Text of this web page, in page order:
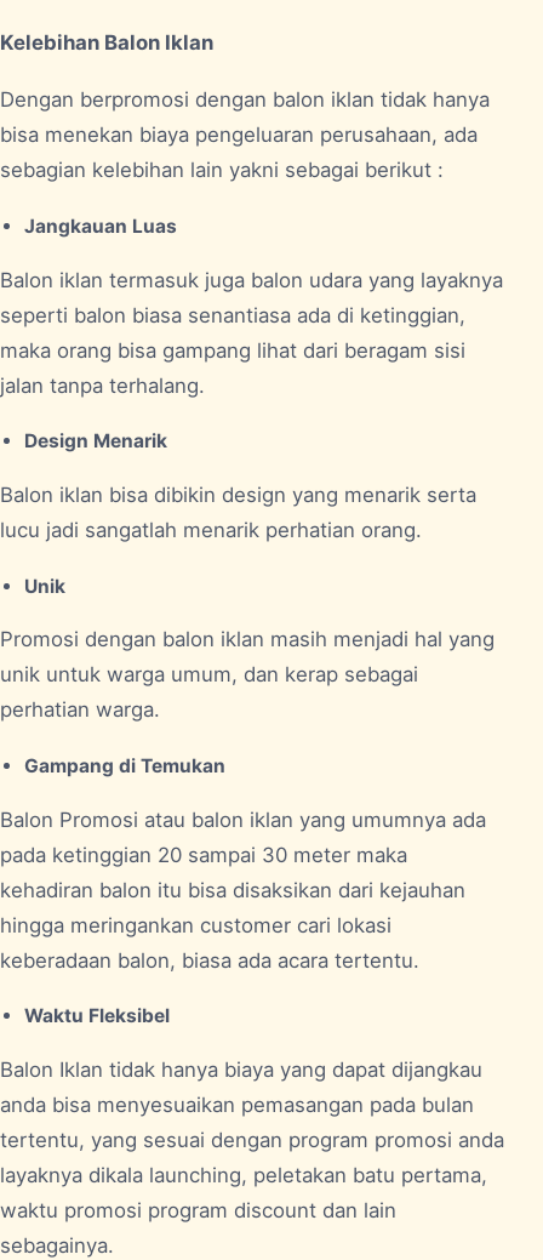
Kelebihan Balon Iklan
Dengan berpromosi dengan balon iklan tidak hanya
bisa menekan biaya pengeluaran perusahaan, ada
sebagian kelebihan lain yakni sebagai berikut :
Jangkauan Luas
Balon iklan termasuk juga balon udara yang layaknya
seperti balon biasa senantiasa ada di ketinggian,
maka orang bisa gampang lihat dari beragam sisi
jalan tanpa terhalang.
Design Menarik
Balon iklan bisa dibikin design yang menarik serta
lucu jadi sangatlah menarik perhatian orang.
Unik
Promosi dengan balon iklan masih menjadi hal yang
unik untuk warga umum, dan kerap sebagai
perhatian warga.
Gampang di Temukan
Balon Promosi atau balon iklan yang umumnya ada
pada ketinggian 20 sampai 30 meter maka
kehadiran balon itu bisa disaksikan dari kejauhan
hingga meringankan customer cari lokasi
keberadaan balon, biasa ada acara tertentu.
Waktu Fleksibel
Balon Iklan tidak hanya biaya yang dapat dijangkau
anda bisa menyesuaikan pemasangan pada bulan
tertentu, yang sesuai dengan program promosi anda
layaknya dikala launching, peletakan batu pertama,
waktu promosi program discount dan lain
sebagainya.